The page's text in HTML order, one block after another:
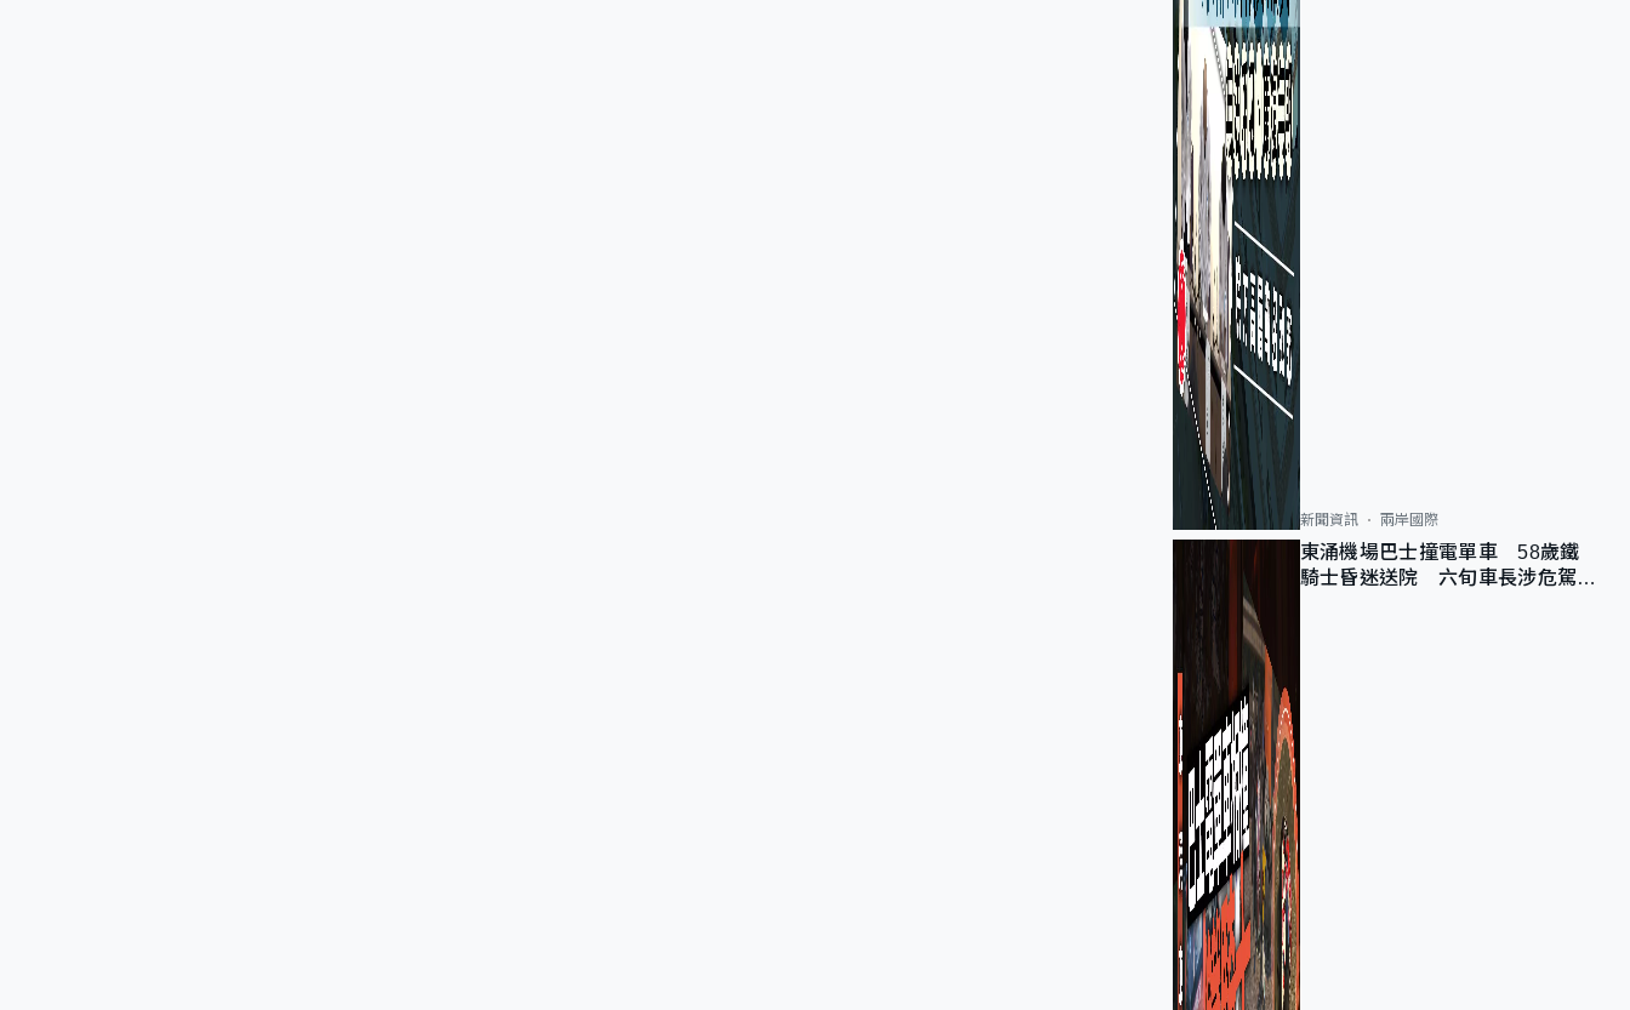
新聞資訊 兩岸國際
東涌機場巴士撞電單車 58歲鐵
騎士昏迷送院 六旬車長涉危駕被